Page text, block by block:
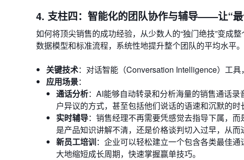
4. 支柱四：智能化的团队协作与辅导——让“
如何将顶尖销售的成功经验，从少数人的“独门绝技”变成
数据模型和标准流程，系统性地提升整个团队的平均水平。
关键技术：对话智能（Conversation Intelligence）工
应用场景：
通话分析：AI能够自动转录和分析海量的销售通话
户异议的方式，甚至包括他们说话的语速和沉默的时
实时辅导：销售经理不再需要凭感觉去指导下属，
是产品知识讲解不清，还是价格谈判切入过早，从而
新员工培训：企业可以轻松建立一个包含各类最佳
大地缩短成长周期，快速掌握赢单技巧。